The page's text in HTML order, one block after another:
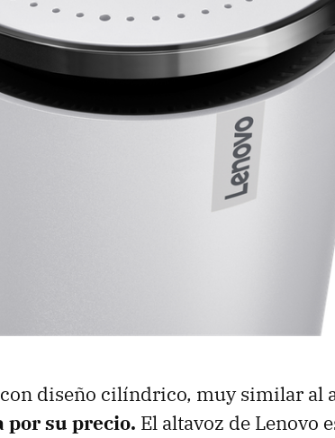
diseño cilíndrico, muy similar al
por su precio. El altavoz de Lenovo